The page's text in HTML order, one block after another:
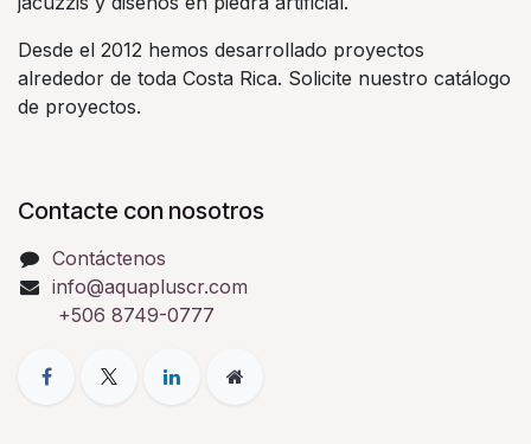
Desde el 2012 hemos desarrollado proyectos
alrededor de toda Costa Rica. Solicite nuestro catálogo
de proyectos.
Contacte con nosotros
Contáctenos
info@aquapluscr.com
+506 8749-0777